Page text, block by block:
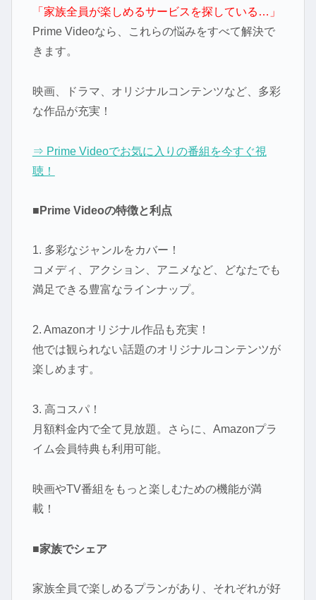
「家族全員が楽しめるサービスを探している…」
Prime Videoなら、これらの悩みをすべて解決で
きます。
映画、ドラマ、オリジナルコンテンツなど、多彩
な作品が充実！
⇒ Prime Videoでお気に入りの番組を今すぐ視
聴！
■Prime Videoの特徴と利点
1. 多彩なジャンルをカバー！
コメディ、アクション、アニメなど、どなたでも
満足できる豊富なラインナップ。
2. Amazonオリジナル作品も充実！
他では観られない話題のオリジナルコンテンツが
楽しめます。
3. 高コスパ！
月額料金内で全て見放題。さらに、Amazonプラ
イム会員特典も利用可能。
映画やTV番組をもっと楽しむための機能が満
載！
■家族でシェア
家族全員で楽しめるプランがあり、それぞれが好